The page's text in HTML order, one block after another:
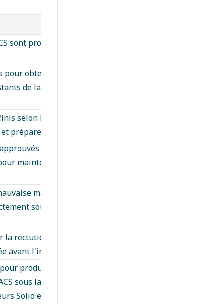
sont propres, secs et exempts de contaminants de
obtenir des bords nets et droits. Maintenez
de la lame pour éviter les ébréchés ou les
selon les techniques de ponçage recommandées
préparer la surface à la collation.
par HIMACS le long des surfaces de
maintenir l'alignement et la pression pendant le
manipulation ou un mauvais alignement.
soutenus et que la dilatation thermique est
rectutide, la finition de surface et l'intégrité des
avant l'installation finale.
produire une bordure de finition consiste à
sous la feuille primaire. Cette méthode convient
Solid et Granite. Pour une feuille de 12 mm, deux